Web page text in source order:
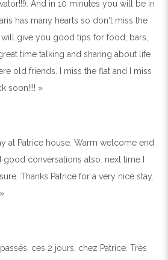
And in 10 minutes you will be in
has many hearts so don't miss the
give you good tips for food, bars,
time talking and sharing about life
old friends. I miss the flat and I miss
soon!!!! »
at Patrice house. Warm welcome end
conversations also. next time I
Thanks Patrice for a very nice stay.
ces 2 jours, chez Patrice. Très